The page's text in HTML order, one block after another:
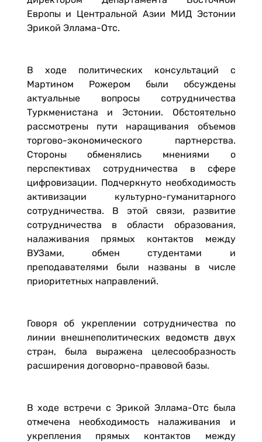
Европы и Центральной Азии МИД Эстонии
Эрикой Эллама-Отс.
В ходе политических консультаций с
Мартином Рожером были обсуждены
актуальные вопросы сотрудничества
Туркменистана и Эстонии. Обстоятельно
рассмотрены пути наращивания объемов
торгово-экономического партнерства.
Стороны обменялись мнениями о
перспективах сотрудничества в сфере
цифровизации. Подчеркнуто необходимость
активизации культурно-гуманитарного
сотрудничества. В этой связи, развитие
сотрудничества в области образования,
налаживания прямых контактов между
ВУЗами, обмен студентами и
преподавателями были названы в числе
приоритетных направлений.
Говоря об укреплении сотрудничества по
линии внешнеполитических ведомств двух
стран, была выражена целесообразность
расширения договорно-правовой базы.
В ходе встречи с Эрикой Эллама-Отс была
отмечена необходимость налаживания и
укрепления прямых контактов между